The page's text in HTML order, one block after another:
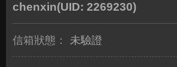
chenxin(UID: 2269230)
信箱狀態： 未驗證